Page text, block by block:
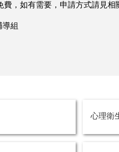
，如有需要，申請方式請見相
導組
心理衛